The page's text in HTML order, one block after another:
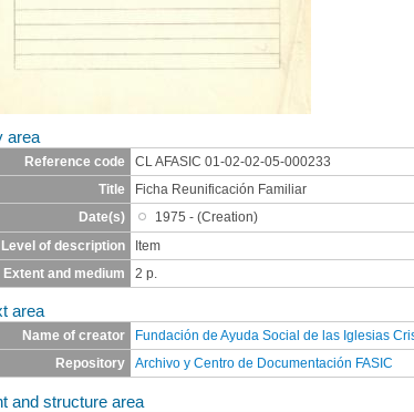
area
Reference code
CL AFASIC 01-02-02-05-000233
Title
Ficha Reunificación Familiar
Date(s)
1975 - (Creation)
Level of description
Item
Extent and medium
2 p.
area
Name of creator
Fundación de Ayuda Social de las Iglesias
Repository
Archivo y Centro de Documentación FASIC
and structure area